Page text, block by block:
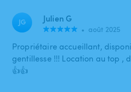
JG Julien G
• août 2025
Propriétaire accueillant,
gentillesse !!! Location au top ,
👍👍